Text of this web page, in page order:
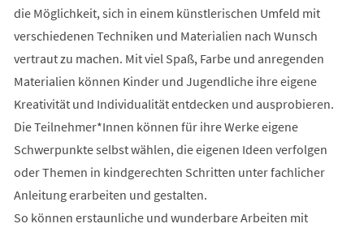
die Möglichkeit, sich in einem künstlerischen Umfeld mit
verschiedenen Techniken und Materialien nach Wunsch
vertraut zu machen. Mit viel Spaß, Farbe und anregenden
Materialien können Kinder und Jugendliche ihre eigene
Kreativität und Individualität entdecken und ausprobieren.
Die Teilnehmer*Innen können für ihre Werke eigene
Schwerpunkte selbst wählen, die eigenen Ideen verfolgen
oder Themen in kindgerechten Schritten unter fachlicher
Anleitung erarbeiten und gestalten.
So können erstaunliche und wunderbare Arbeiten mit